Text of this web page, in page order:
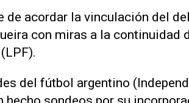
de acordar la vinculación del
con miras a la continuidad
del fútbol argentino